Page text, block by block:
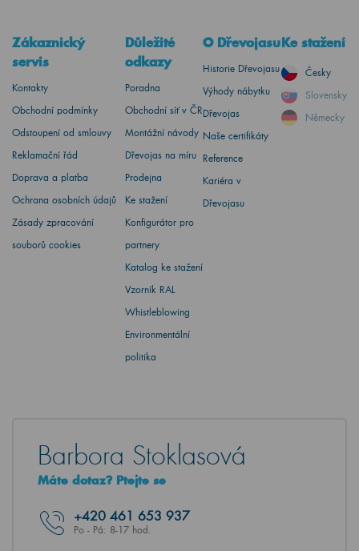
Zákaznický
servis
Kontakty
Obchodní podmínky
Odstoupení od smlouvy
Reklamační řád
Doprava a platba
Ochrana osobních údajů
Zásady zpracování
souborů cookies
Důležité
odkazy
Poradna
Obchodní síť v ČR
Montážní návody
Dřevojas na míru
Prodejna
Ke stažení
Konfigurátor pro
partnery
Katalog ke stažení
Vzorník RAL
Whistleblowing
Environmentální
politika
O Dřevojasu
Historie Dřevojasu
Výhody nábytku
Dřevojas
Naše certifikáty
Reference
Kariéra v
Dřevojasu
Ke stažení
Česky
Slovensky
Německy
Barbora Stoklasová
Máte dotaz? Ptejte se
+420 461 653 937
Po - Pá: 8-17 hod.